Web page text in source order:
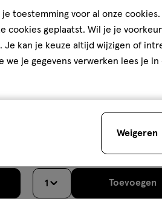
met één, Bijna uitverkocht!Er
ML,
1 Toevoegen
toestemming voor al onze cookies.
cookies geplaatst. Wil je je
Je kan je keuze altijd wijzigen of
we je gegevens verwerken lees je in
Weigeren